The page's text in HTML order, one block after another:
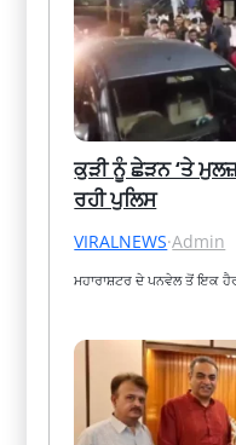
ਕੁੜੀ ਨੂੰ ਛੇੜਨ ‘ਤੇ
ਰਹੀ ਪੁਲਿਸ
VIRALNEWS·Admin
ਮਹਾਰਾਸ਼ਟਰ ਦੇ ਪਨਵੇਲ ਤੋਂ ਇਕ